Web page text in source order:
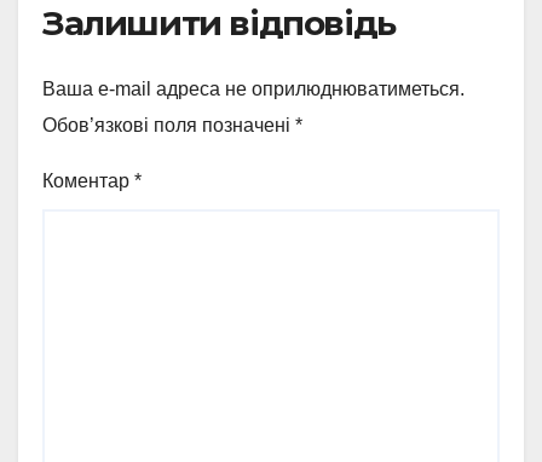
Залишити відповідь
Ваша e-mail адреса не оприлюднюватиметься.
Обов’язкові поля позначені *
Коментар *